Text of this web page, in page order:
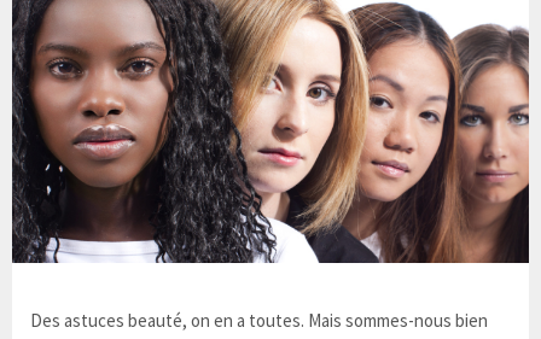
Des astuces beauté, on en a toutes. Mais sommes-nous bien